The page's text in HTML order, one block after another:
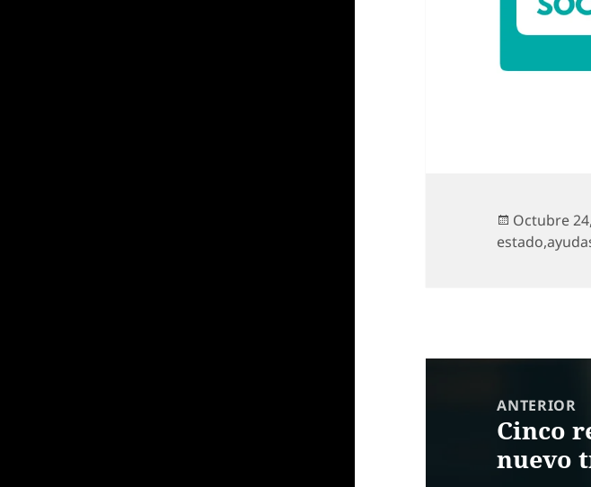
Publicado
el
Octubre
estado,
entradas
ANTERIOR
Entrada
anterior:
Cinco
nuevo